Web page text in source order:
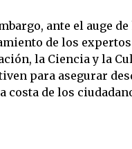
ante el auge
de los
la Ciencia y la
para asegurar
costa de los